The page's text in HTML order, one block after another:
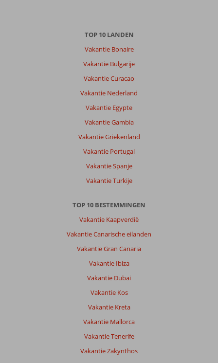
TOP 10 LANDEN
Vakantie Bonaire
Vakantie Bulgarije
Vakantie Curacao
Vakantie Nederland
Vakantie Egypte
Vakantie Gambia
Vakantie Griekenland
Vakantie Portugal
Vakantie Spanje
Vakantie Turkije
TOP 10 BESTEMMINGEN
Vakantie Kaapverdië
Vakantie Canarische eilanden
Vakantie Gran Canaria
Vakantie Ibiza
Vakantie Dubai
Vakantie Kos
Vakantie Kreta
Vakantie Mallorca
Vakantie Tenerife
Vakantie Zakynthos